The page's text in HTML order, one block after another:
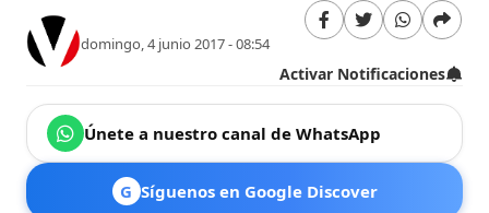
domingo, 4 junio 2017 - 08:54
Activar Notificaciones
Únete a nuestro canal de WhatsApp
G Síguenos en Google Discover